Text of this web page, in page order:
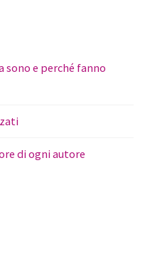
sono e perché fanno
di ogni autore